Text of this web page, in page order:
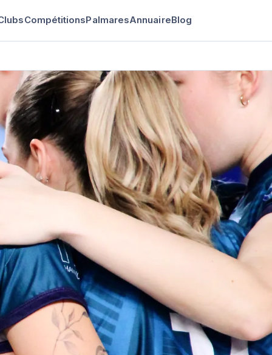
CompétitionsPalmaresAnnuaireBlog